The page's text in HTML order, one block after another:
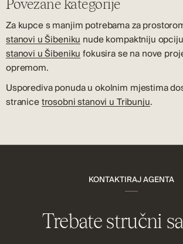
Povezane kategorije
Za kupce s manjim potrebama za
stanovi u Šibeniku nude kompaktniju
stanovi u Šibeniku fokusira se na nove
opremom.
Usporediva ponuda u okolnim mjestima
stranicetrosobni stanovi u Tribunju.
KONTAKTIRAJ AGENTA
Trebate stručni